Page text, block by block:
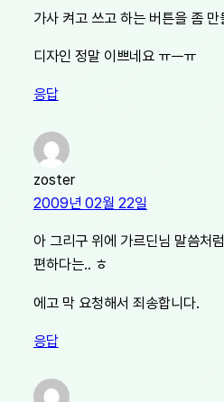
가사 켜고 쓰고 하는 버튼을 좀
디자인 정말 이쁘네요 ㅠㅡㅠ
응답
zoster
2009년 02월 22일
아 그리구 위에 가르딘님 말씀처
편하다는.. ㅎ
에고 막 요청해서 죄송합니다.
응답